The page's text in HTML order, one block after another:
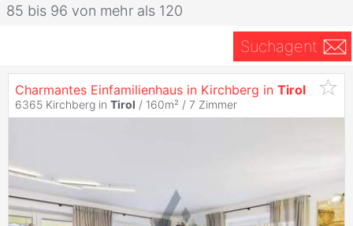
85 bis 96 von mehr als 120
Suchagent
Charmantes Einfamilienhaus in Kirchberg in Tirol
6365 Kirchberg in Tirol / 160m² / 7 Zimmer